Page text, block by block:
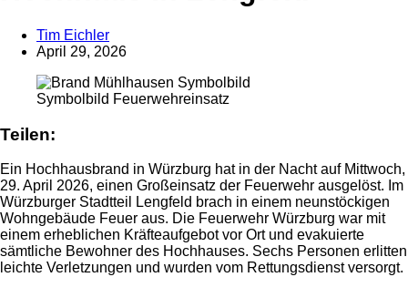
Tim Eichler
April 29, 2026
Symbolbild Feuerwehreinsatz
Teilen:
Ein Hochhausbrand in Würzburg hat in der Nacht auf Mittwoch,
29. April 2026, einen Großeinsatz der Feuerwehr ausgelöst. Im
Würzburger Stadtteil Lengfeld brach in einem neunstöckigen
Wohngebäude Feuer aus. Die Feuerwehr Würzburg war mit
einem erheblichen Kräfteaufgebot vor Ort und evakuierte
sämtliche Bewohner des Hochhauses. Sechs Personen erlitten
leichte Verletzungen und wurden vom Rettungsdienst versorgt.